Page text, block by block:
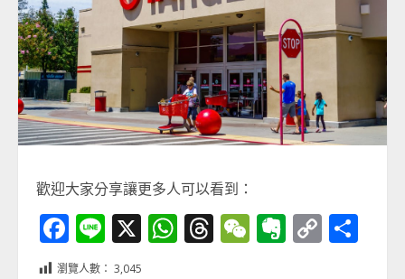
歡迎大家分享讓更多人可以看到：
Facebook
Line
X WhatsApp
Threads
WeChat
Evernote
Copy
瀏覽人數： 3,045